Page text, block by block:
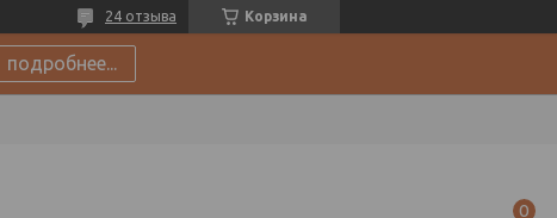
Корзина
24 отзыва
подробнее...